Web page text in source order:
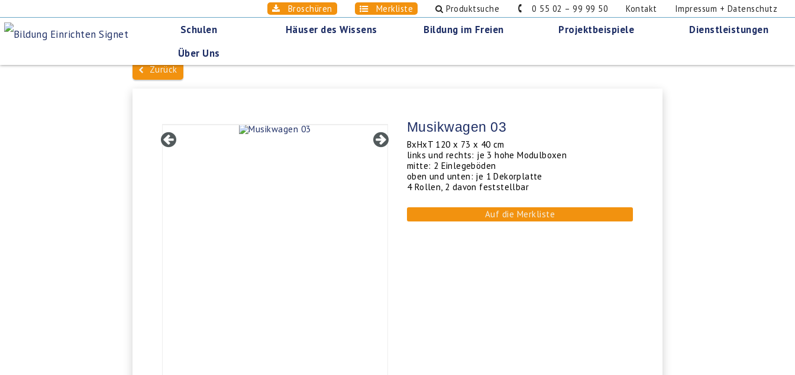
Broschüren Merkliste Produktsuche 0 55 02 – 99 99 50 Kontakt Impressum + Datenschutz
Schulen Häuser des Wissens Bildung im Freien Projektbeispiele
Dienstleistungen
Über Uns
Zurück
Musikwagen 03
BxHxT 120 x 73 x 40 cm
links und rechts: je 3 hohe Modulboxen
mitte: 2 Einlegeböden
oben und unten: je 1 Dekorplatte
4 Rollen, 2 davon feststellbar
Auf die Merkliste